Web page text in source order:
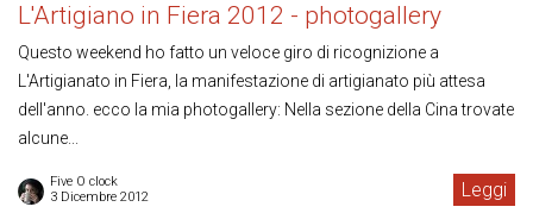
L'Artigiano in Fiera 2012 - photogallery
Questo weekend ho fatto un veloce giro di ricognizione a
L'Artigianato in Fiera, la manifestazione di artigianato più attesa
dell'anno. ecco la mia photogallery: Nella sezione della Cina trovate
alcune...
Five O clock
3 Dicembre 2012
Leggi